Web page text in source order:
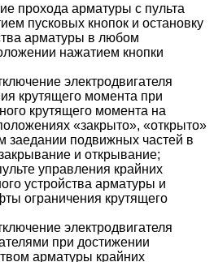
прохода арматуры с пульта
пусковых кнопок и остановку
арматуры в любом
нажатием кнопки
электродвигателя
крутящего момента при
крутящего момента на
«закрыто», «открыто»
заедании подвижных частей в
и открывание;
управления крайних
устройства арматуры и
ограничения крутящего
электродвигателя
при достижении
арматуры крайних